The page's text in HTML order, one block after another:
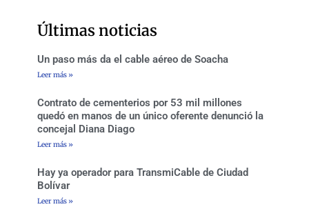
k
-
a
m
Últimas noticias
Un paso más da el cable aéreo de Soacha
Leer más »
Contrato de cementerios por 53 mil millones
quedó en manos de un único oferente denunció la
concejal Diana Diago
Leer más »
Hay ya operador para TransmiCable de Ciudad
Bolívar
Leer más »